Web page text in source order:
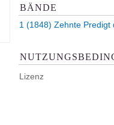
BÄNDE
1 (1848) Zehnte Predigt
Lizenz